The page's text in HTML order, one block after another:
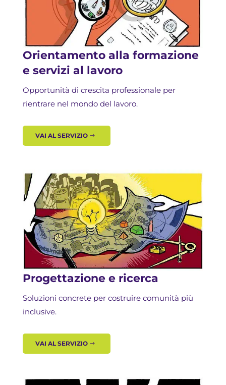
Orientamento alla formazione
e servizi al lavoro
Opportunità di crescita professionale per
rientrare nel mondo del lavoro.
VAI AL SERVIZIO
Progettazione e ricerca
Soluzioni concrete per costruire comunità più
inclusive.
VAI AL SERVIZIO